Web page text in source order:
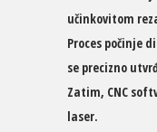
učinkovitom
Proces počinje
se precizno
Zatim, CNC
laser.